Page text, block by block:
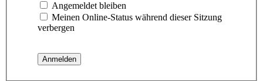
Angemeldet bleiben
Meinen Online-Status während dieser Sitzung
verbergen